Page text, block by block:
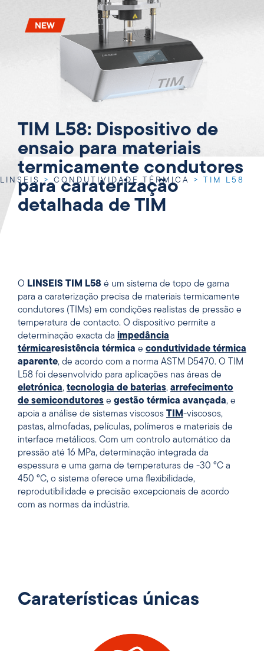
LINSEIS > CONDUTIVIDADE TÉRMICA > TIM L58
TIM L58: Dispositivo de
ensaio para materiais
termicamente condutores
para caraterização
detalhada de TIM
O LINSEIS TIM L58 é um sistema de topo de gama
para a caraterização precisa de materiais termicamente
condutores (TIMs) em condições realistas de pressão e
temperatura de contacto. O dispositivo permite a
determinação exacta da impedância
térmicaresistência térmica e condutividade térmica
aparente, de acordo com a norma ASTM D5470. O TIM
L58 foi desenvolvido para aplicações nas áreas de
eletrónica, tecnologia de baterias, arrefecimento
de semicondutores e gestão térmica avançada, e
apoia a análise de sistemas viscosos TIM-viscosos,
pastas, almofadas, películas, polímeros e materiais de
interface metálicos. Com um controlo automático da
pressão até 16 MPa, determinação integrada da
espessura e uma gama de temperaturas de -30 °C a
450 °C, o sistema oferece uma flexibilidade,
reprodutibilidade e precisão excepcionais de acordo
com as normas da indústria.
Caraterísticas únicas